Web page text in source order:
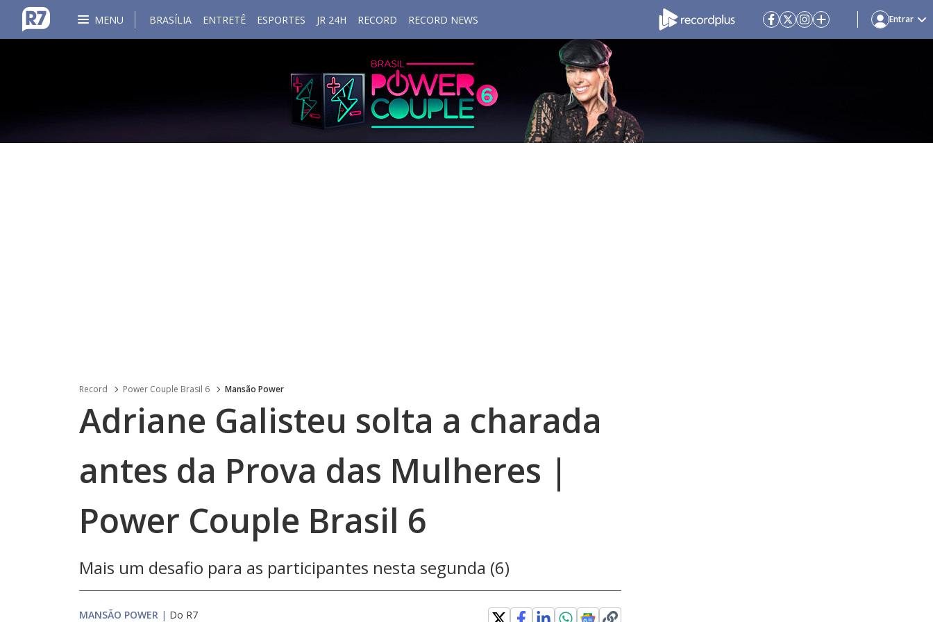
MENU BRASÍLIA ENTRETÊ ESPORTES JR 24H RECORD RECORD NEWS Entrar
Record Power Couple Brasil 6 Mansão Power
Adriane Galisteu solta a charada
antes da Prova das Mulheres |
Power Couple Brasil 6
Mais um desafio para as participantes nesta segunda (6)
MANSÃO POWER | Do R7